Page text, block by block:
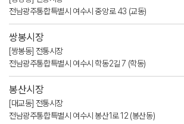
전남광주통합특별시 여수시 중앙로 43 (교동)
쌍봉시장
[쌍봉동] 전통시장
전남광주통합특별시 여수시 학동2길 7 (학동)
봉산시장
[대교동] 전통시장
전남광주통합특별시 여수시 봉산1로 12 (봉산동)